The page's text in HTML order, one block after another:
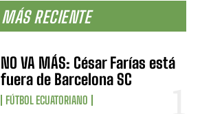
MÁS RECIENTE
NO VA MÁS: César Farías está
fuera de Barcelona SC
FÚTBOL ECUATORIANO